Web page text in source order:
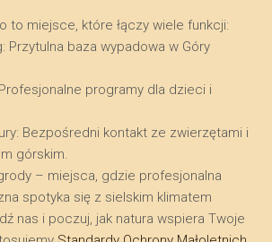
to miejsce, które łączy wiele funkcji:
Przytulna baza wypadowa w Góry
programy dla dzieci i
Bezpośredni kontakt ze zwierzętami i
górskim.
– miejsca, gdzie profesjonalna
spotyka się z sielskim klimatem
nas i poczuj, jak natura wspiera Twoje